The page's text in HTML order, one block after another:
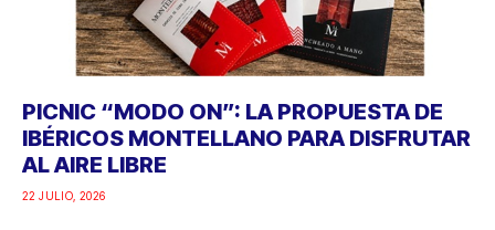
PICNIC “MODO ON”: LA PROPUESTA DE
IBÉRICOS MONTELLANO PARA DISFRUTAR
AL AIRE LIBRE
22 JULIO, 2026